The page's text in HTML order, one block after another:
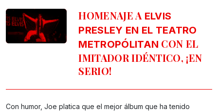
HOMENAJE AELVIS
PRESLEY EN EL TEATRO
METROPÓLITAN CON EL
IMITADOR IDÉNTICO, ¡EN
SERIO!
Con humor, Joe platica que el mejor álbum que ha tenido